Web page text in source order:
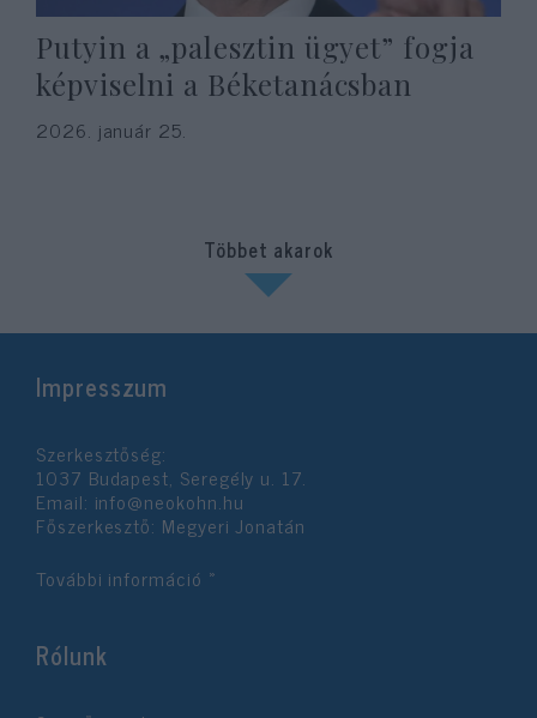
Putyin a „palesztin ügyet” fogja
képviselni a Béketanácsban
2026. január 25.
Többet akarok
Impresszum
Szerkesztőség:
1037 Budapest, Seregély u. 17.
Email: info@neokohn.hu
Főszerkesztő: Megyeri Jonatán
További információ »
Rólunk